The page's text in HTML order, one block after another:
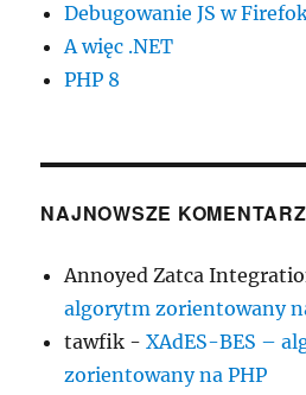
Debugowanie JS w
A więc .NET
PHP 8
NAJNOWSZE
Annoyed Zatca
algorytm zorientowany
tawfik -XAdES-BES –
zorientowany na PHP